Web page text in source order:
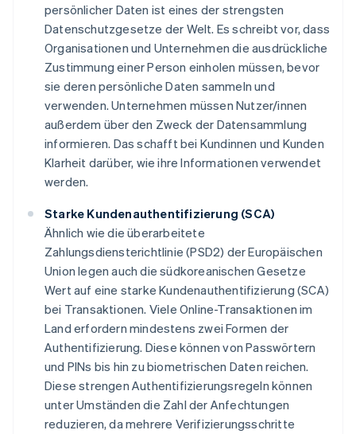
persönlicher Daten ist eines der strengsten
Datenschutzgesetze der Welt. Es schreibt vor, dass
Organisationen und Unternehmen die ausdrückliche
Zustimmung einer Person einholen müssen, bevor
sie deren persönliche Daten sammeln und
verwenden. Unternehmen müssen Nutzer/innen
außerdem über den Zweck der Datensammlung
informieren. Das schafft bei Kundinnen und Kunden
Klarheit darüber, wie ihre Informationen verwendet
werden.
Starke Kundenauthentifizierung (SCA)
Ähnlich wie die überarbeitete
Zahlungsdiensterichtlinie (PSD2) der Europäischen
Union legen auch die südkoreanischen Gesetze
Wert auf eine starke Kundenauthentifizierung (SCA)
bei Transaktionen. Viele Online-Transaktionen im
Land erfordern mindestens zwei Formen der
Authentifizierung. Diese können von Passwörtern
und PINs bis hin zu biometrischen Daten reichen.
Diese strengen Authentifizierungsregeln können
unter Umständen die Zahl der Anfechtungen
reduzieren, da mehrere Verifizierungsschritte